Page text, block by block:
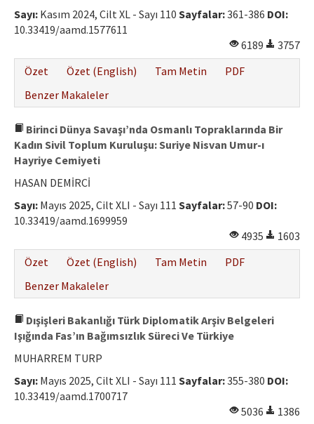
Sayı: Kasım 2024, Cilt XL - Sayı 110 Sayfalar:361-386 DOI:
10.33419/aamd.1577611
6189
3757
Özet
Özet (English) Tam Metin
PDF
Benzer Makaleler
Birinci Dünya Savaşı’nda Osmanlı Topraklarında Bir
Kadın Sivil Toplum Kuruluşu: Suriye Nisvan Umur-ı
Hayriye Cemiyeti
HASAN DEMİRCİ
Sayı: Mayıs 2025, Cilt XLI - Sayı 111 Sayfalar:57-90 DOI:
10.33419/aamd.1699959
4935
1603
Özet
Özet (English) Tam Metin
PDF
Benzer Makaleler
Dışişleri Bakanlığı Türk Diplomatik Arşiv Belgeleri
Işığında Fas’ın Bağımsızlık Süreci Ve Türkiye
MUHARREM TURP
Sayı: Mayıs 2025, Cilt XLI - Sayı 111 Sayfalar:355-380 DOI:
10.33419/aamd.1700717
5036
1386